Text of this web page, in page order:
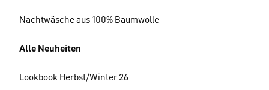
Nachtwäsche aus 100% Baumwolle
Alle Neuheiten
Lookbook Herbst/Winter 26